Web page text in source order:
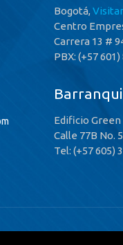
Bogotá,Visitar
Centro
Carrera 13 #
PBX: (+57 601)
Edificio
Calle 77B No.
Tel: (+57 605)